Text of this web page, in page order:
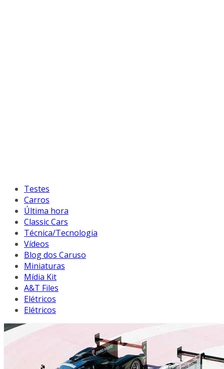
Testes
Carros
Última hora
Classic Cars
Técnica/Tecnologia
Vídeos
Blog dos Caruso
Miniaturas
Mídia Kit
A&T Files
Elétricos
Elétricos